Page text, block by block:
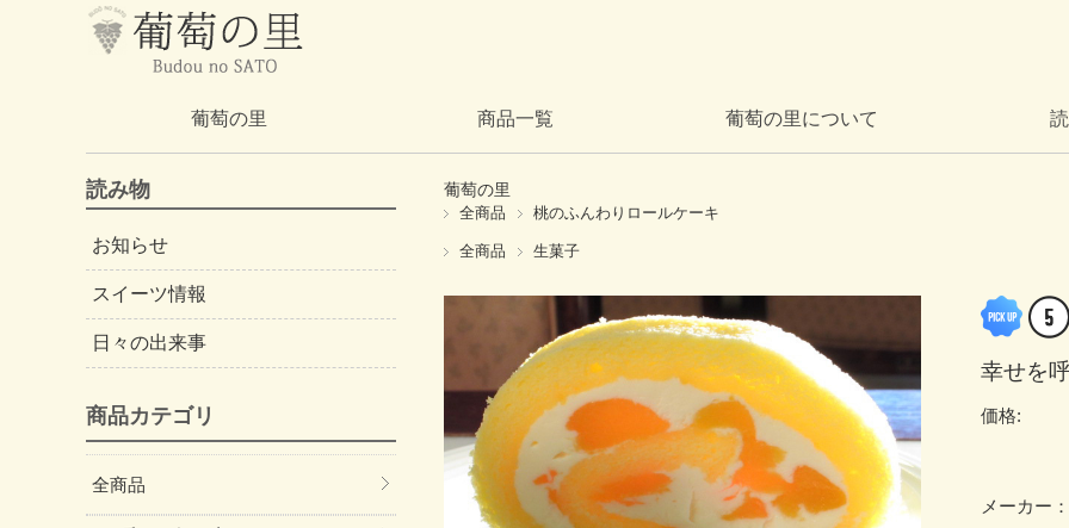
葡萄の里 商品一覧 葡萄の里について
葡萄の里
全商品 桃のふんわりロールケーキ
全商品 生菓子
幸せを
価格:
メーカー：
読み物
お知らせ
スイーツ情報
日々の出来事
商品カテゴリ
全商品